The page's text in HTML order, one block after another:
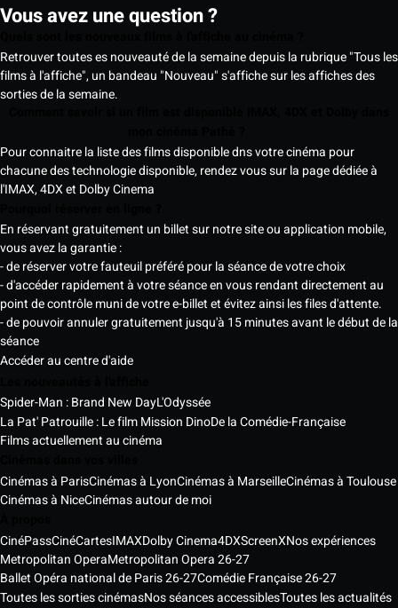
Vous avez une question ?
Retrouver toutes es nouveauté de la semaine depuis la rubrique "Tous les
films à l'affiche", un bandeau "Nouveau" s'affiche sur les affiches des
sorties de la semaine.
Pour connaitre la liste des films disponible dns votre cinéma pour
chacune des technologie disponible, rendez vous sur la page dédiée à
l'IMAX, 4DX et Dolby Cinema
En réservant gratuitement un billet sur notre site ou application mobile,
vous avez la garantie :
- de réserver votre fauteuil préféré pour la séance de votre choix
- d'accéder rapidement à votre séance en vous rendant directement au
point de contrôle muni de votre e-billet et évitez ainsi les files d'attente.
- de pouvoir annuler gratuitement jusqu'à 15 minutes avant le début de la
séance
Accéder au centre d'aide
Spider-Man : Brand New DayL'Odyssée
La Pat' Patrouille : Le film Mission DinoDe la Comédie-Française
Films actuellement au cinéma
Cinémas à ParisCinémas à LyonCinémas à MarseilleCinémas à Toulouse
Cinémas à NiceCinémas autour de moi
CinéPassCinéCartesIMAXDolby Cinema4DXScreenXNos expériences
Metropolitan OperaMetropolitan Opera 26-27
Ballet Opéra national de Paris 26-27Comédie Française 26-27
Toutes les sorties cinémasNos séances accessiblesToutes les actualités